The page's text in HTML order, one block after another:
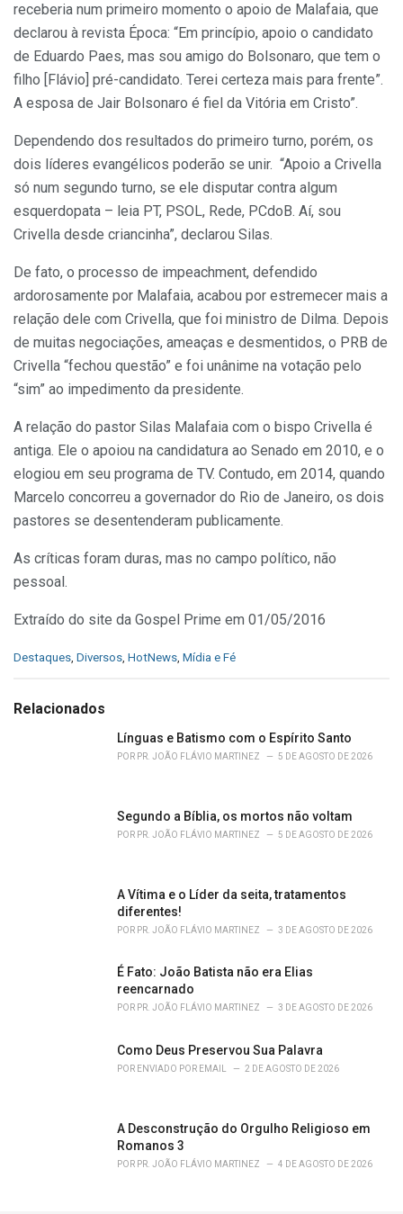
receberia num primeiro momento o apoio de Malafaia, que
declarou à revista Época: “Em princípio, apoio o candidato
de Eduardo Paes, mas sou amigo do Bolsonaro, que tem o
filho [Flávio] pré-candidato. Terei certeza mais para frente”.
A esposa de Jair Bolsonaro é fiel da Vitória em Cristo”.
Dependendo dos resultados do primeiro turno, porém, os
dois líderes evangélicos poderão se unir. “Apoio a Crivella
só num segundo turno, se ele disputar contra algum
esquerdopata – leia PT, PSOL, Rede, PCdoB. Aí, sou
Crivella desde criancinha”, declarou Silas.
De fato, o processo de impeachment, defendido
ardorosamente por Malafaia, acabou por estremecer mais a
relação dele com Crivella, que foi ministro de Dilma. Depois
de muitas negociações, ameaças e desmentidos, o PRB de
Crivella “fechou questão” e foi unânime na votação pelo
“sim” ao impedimento da presidente.
A relação do pastor Silas Malafaia com o bispo Crivella é
antiga. Ele o apoiou na candidatura ao Senado em 2010, e o
elogiou em seu programa de TV. Contudo, em 2014, quando
Marcelo concorreu a governador do Rio de Janeiro, os dois
pastores se desentenderam publicamente.
As críticas foram duras, mas no campo político, não
pessoal.
Extraído do site da Gospel Prime em 01/05/2016
C
e
Destaques, Diversos, HotNews, Mídia e Fé
Relacionados
Línguas e Batismo com o Espírito Santo
POR PR. JOÃO FLÁVIO MARTINEZ 5 DE AGOSTO DE 2026
Segundo a Bíblia, os mortos não voltam
POR PR. JOÃO FLÁVIO MARTINEZ 5 DE AGOSTO DE 2026
A Vítima e o Líder da seita, tratamentos
diferentes!
POR PR. JOÃO FLÁVIO MARTINEZ 3 DE AGOSTO DE 2026
É Fato: João Batista não era Elias
reencarnado
POR PR. JOÃO FLÁVIO MARTINEZ 3 DE AGOSTO DE 2026
Como Deus Preservou Sua Palavra
POR ENVIADO POR EMAIL 2 DE AGOSTO DE 2026
A Desconstrução do Orgulho Religioso em
Romanos 3
POR PR. JOÃO FLÁVIO MARTINEZ 4 DE AGOSTO DE 2026